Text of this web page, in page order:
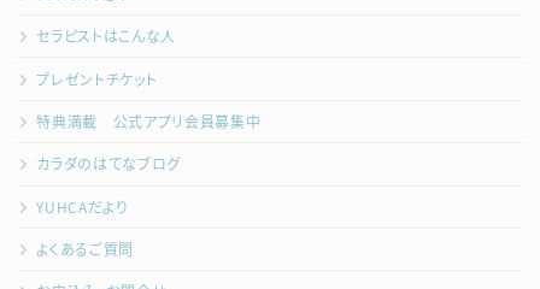
セラピストはこんな人
プレゼントチケット
特典満載 公式アプリ会員募集中
カラダのはてなブログ
YUHCAだより
よくあるご質問